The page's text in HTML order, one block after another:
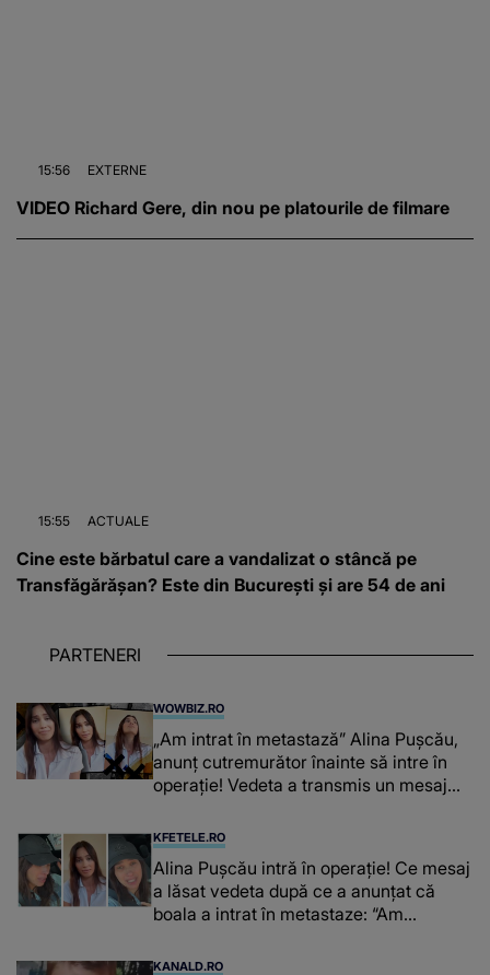
15:56 EXTERNE
VIDEO Richard Gere, din nou pe platourile de filmare
15:55 ACTUALE
Cine este bărbatul care a vandalizat o stâncă pe
Transfăgărășan? Este din București și are 54 de ani
PARTENERI
WOWBIZ.RO
„Am intrat în metastază” Alina Pușcău,
anunț cutremurător înainte să intre în
operație! Vedeta a transmis un mesaj
KFETELE.RO
Alina Pușcău intră în operație! Ce mesaj
a lăsat vedeta după ce a anunțat că
boala a intrat în metastaze: “Am
KANALD.RO